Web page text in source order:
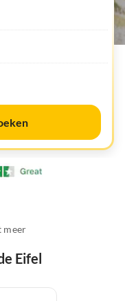
meer
Eifel